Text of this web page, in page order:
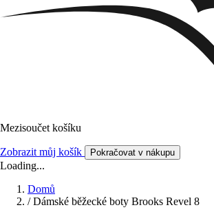
Mezisoučet košíku
Zobrazit můj košík Pokračovat v nákupu
Loading...
Domů
/ Dámské běžecké boty Brooks Revel 8